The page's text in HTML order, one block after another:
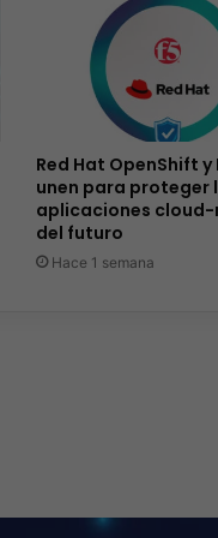
Red Hat OpenShift y
unen para proteger
aplicaciones
del futuro
Hace 1 semana